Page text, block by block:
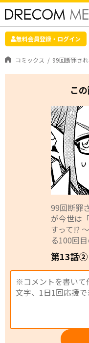
無料会員登録・ログイン
コミックス 99回断罪されたループ令
こ
99回断罪
が今世は
すって!?
る100回
第13話②